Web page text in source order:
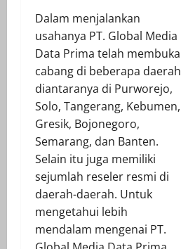
Dalam menjalankan
usahanya PT. Global Media
Data Prima telah membuka
cabang di beberapa daerah
diantaranya di Purworejo,
Solo, Tangerang, Kebumen,
Gresik, Bojonegoro,
Semarang, dan Banten.
Selain itu juga memiliki
sejumlah reseler resmi di
daerah-daerah. Untuk
mengetahui lebih
mendalam mengenai PT.